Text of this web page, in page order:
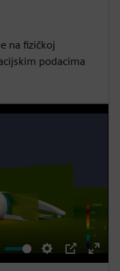
na fizičkoj
podacima
S P E